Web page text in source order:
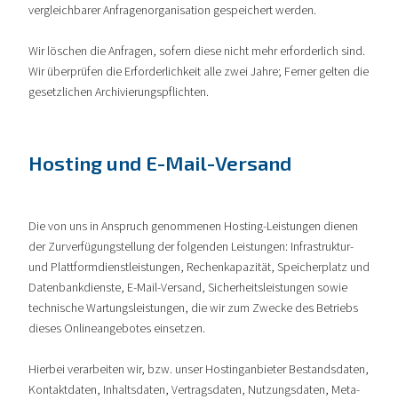
vergleichbarer Anfragenorganisation gespeichert werden.
Wir löschen die Anfragen, sofern diese nicht mehr erforderlich sind.
Wir überprüfen die Erforderlichkeit alle zwei Jahre; Ferner gelten die
gesetzlichen Archivierungspflichten.
Hosting und E-Mail-Versand
Die von uns in Anspruch genommenen Hosting-Leistungen dienen
der Zurverfügungstellung der folgenden Leistungen: Infrastruktur-
und Plattformdienstleistungen, Rechenkapazität, Speicherplatz und
Datenbankdienste, E-Mail-Versand, Sicherheitsleistungen sowie
technische Wartungsleistungen, die wir zum Zwecke des Betriebs
dieses Onlineangebotes einsetzen.
Hierbei verarbeiten wir, bzw. unser Hostinganbieter Bestandsdaten,
Kontaktdaten, Inhaltsdaten, Vertragsdaten, Nutzungsdaten, Meta-